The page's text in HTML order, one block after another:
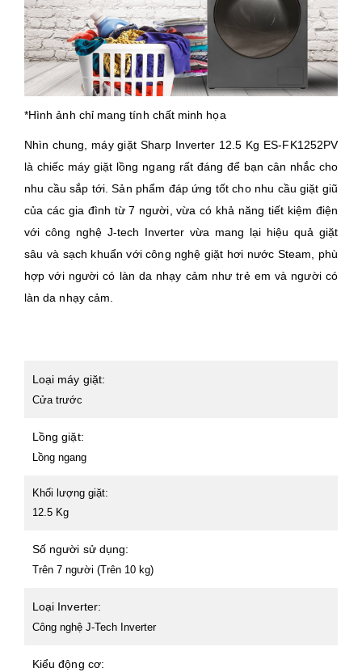
*Hình ảnh chỉ mang tính chất minh họa
Nhìn chung, máy giặt Sharp Inverter 12.5 Kg ES-FK1252PV
là chiếc máy giặt lồng ngang rất đáng để bạn cân nhắc cho
nhu cầu sắp tới. Sản phẩm đáp ứng tốt cho nhu cầu giặt giũ
của các gia đình từ 7 người, vừa có khả năng tiết kiệm điện
với công nghệ J-tech Inverter vừa mang lại hiệu quả giặt
sâu và sạch khuẩn với công nghệ giặt hơi nước Steam, phù
hợp với người có làn da nhạy cảm như trẻ em và người có
làn da nhạy cảm.
Loại máy giặt:
Cửa trước
Lồng giặt:
Lồng ngang
Khối lượng giặt:
12.5 Kg
Số người sử dụng:
Trên 7 người (Trên 10 kg)
Loại Inverter:
Công nghệ J-Tech Inverter
Kiểu động cơ: